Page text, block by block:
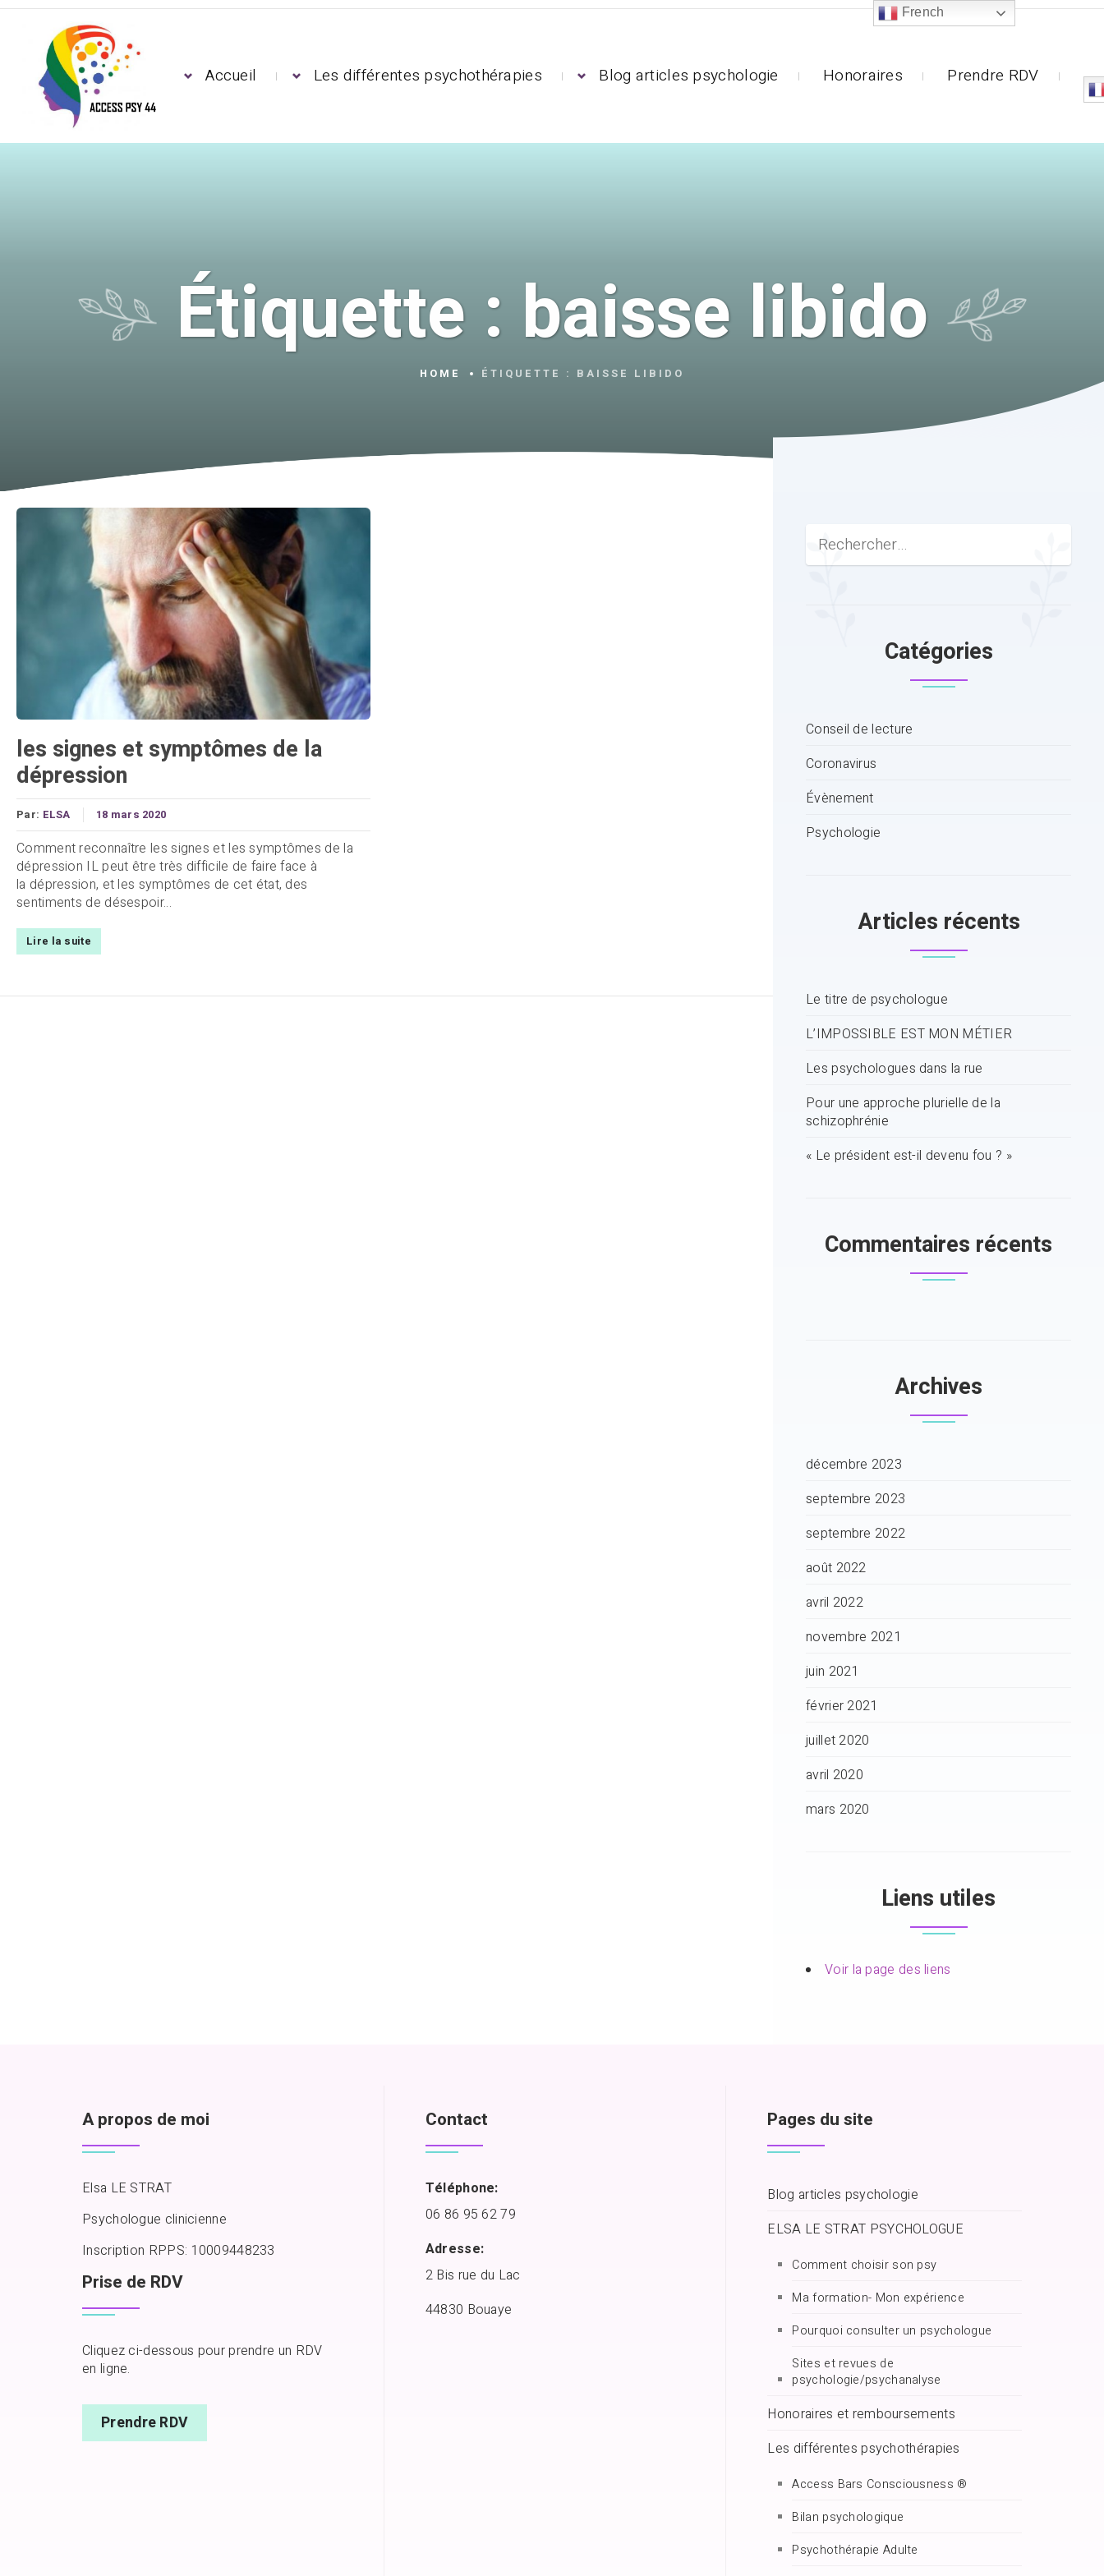
Accueil Les différentes psychothérapies Blog articles psychologie Honoraires Prendre RDV
Étiquette : baisse libido
HOME ÉTIQUETTE : BAISSE LIBIDO
les signes et symptômes de la
dépression
Par: ELSA 18 mars 2020
Comment reconnaître les signes et les symptômes de la
dépression IL peut être très difficile de faire face à
la dépression, et les symptômes de cet état, des
sentiments de désespoir...
Lire la suite
Catégories
Conseil de lecture
Coronavirus
Évènement
Psychologie
Articles récents
Le titre de psychologue
L’IMPOSSIBLE EST MON MÉTIER
Les psychologues dans la rue
Pour une approche plurielle de la
schizophrénie
« Le président est-il devenu fou ? »
Commentaires récents
Archives
décembre 2023
septembre 2023
septembre 2022
août 2022
avril 2022
novembre 2021
juin 2021
février 2021
juillet 2020
avril 2020
mars 2020
Liens utiles
Voir la page des liens
A propos de moi
Elsa LE STRAT
Psychologue clinicienne
Inscription RPPS: 10009448233
Prise de RDV
Cliquez ci-dessous pour prendre un RDV
en ligne.
Prendre RDV
Contact
Téléphone:
06 86 95 62 79
Adresse:
2 Bis rue du Lac
44830 Bouaye
Pages du site
Blog articles psychologie
ELSA LE STRAT PSYCHOLOGUE
Comment choisir son psy
Ma formation- Mon expérience
Pourquoi consulter un psychologue
Sites et revues de
psychologie/psychanalyse
Honoraires et remboursements
Les différentes psychothérapies
Access Bars Consciousness ®
Bilan psychologique
Psychothérapie Adulte
French